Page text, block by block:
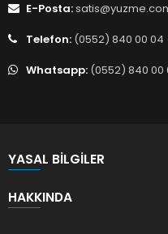
E-Posta:
Telefon: (0552) 840 00 04
Whatsapp: (0552) 840 00
YASAL BILGILER
HAKKINDA